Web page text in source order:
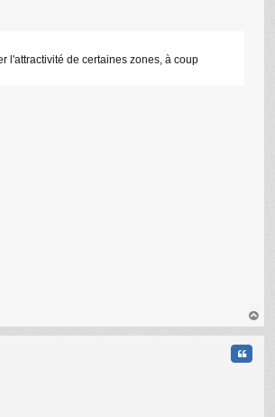
l'attractivité de certaines zones, à coup
au